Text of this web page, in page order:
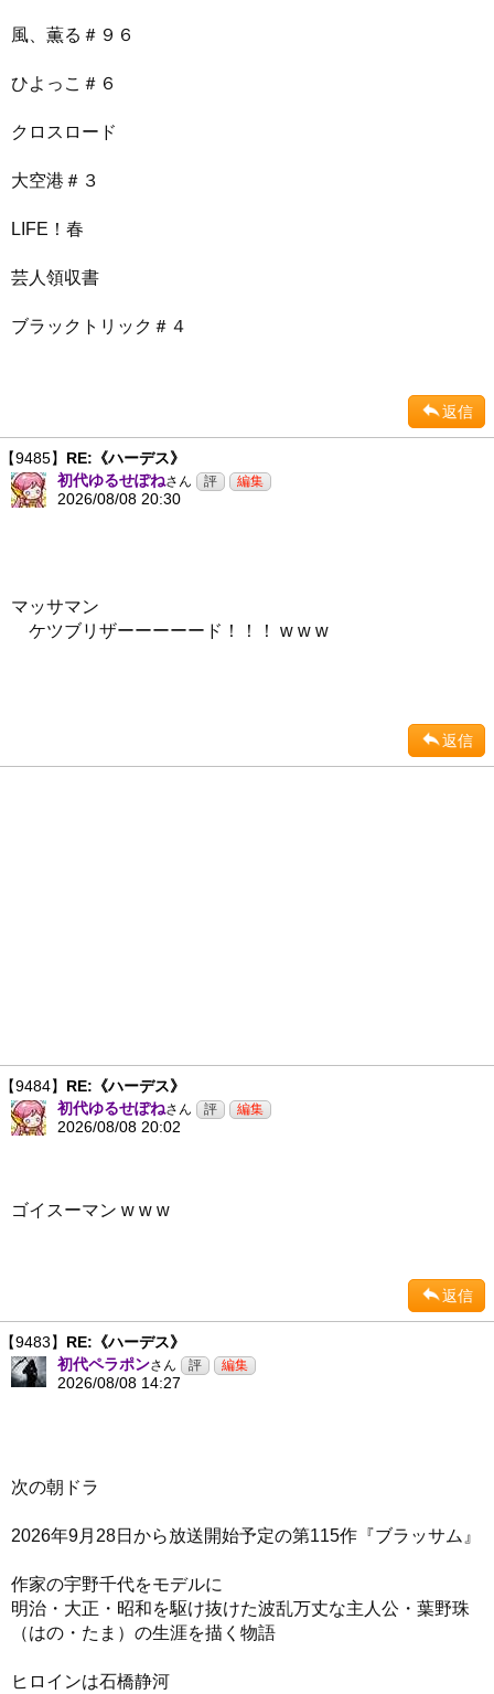
風、薫る＃９６
ひよっこ＃６
クロスロード
大空港＃３
LIFE！春
芸人領収書
ブラックトリック＃４
返信
【9485】 RE:《ハーデス》
初代ゆるせぽねさん
2026/08/08 20:30
マッサマン
ケツブリザーーーーード！！！ w w w
返信
【9484】 RE:《ハーデス》
初代ゆるせぽねさん
2026/08/08 20:02
ゴイスーマン w w w
返信
【9483】 RE:《ハーデス》
初代ペラポンさん
2026/08/08 14:27
次の朝ドラ
2026年9月28日から放送開始予定の第115作『ブラッサム』
作家の宇野千代をモデルに
明治・大正・昭和を駆け抜けた波乱万丈な主人公・葉野珠
（はの・たま）の生涯を描く物語
ヒロインは石橋静河